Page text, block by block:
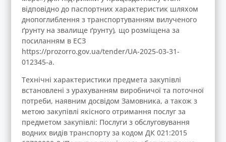
відповідно до паспортних характеристик шляхом
днопоглиблення з транспортуванням вилученого
ґрунту на звалище ґрунту), що розміщена за
посиланням в ЕСЗ
https://prozorro.gov.ua/tender/UA-2025-03-31-
012345-a.
Технічні характеристики предмета закупівлі
встановлені з урахуванням виробничої та поточної
потреби, наявним досвідом Замовника, а також з
метою закупівлі якісного отримання послуг за
предметом закупівлі: Послуги з обслуговування
водних видів транспорту за кодом ДК 021:2015